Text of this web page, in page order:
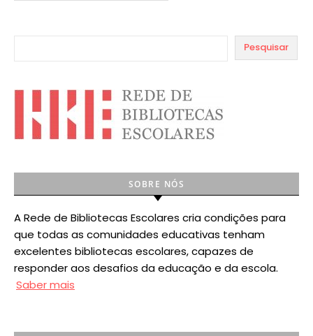
Pesquisar
SOBRE NÓS
A Rede de Bibliotecas Escolares cria condições para
que todas as comunidades educativas tenham
excelentes bibliotecas escolares, capazes de
responder aos desafios da educação e da escola.
Saber mais